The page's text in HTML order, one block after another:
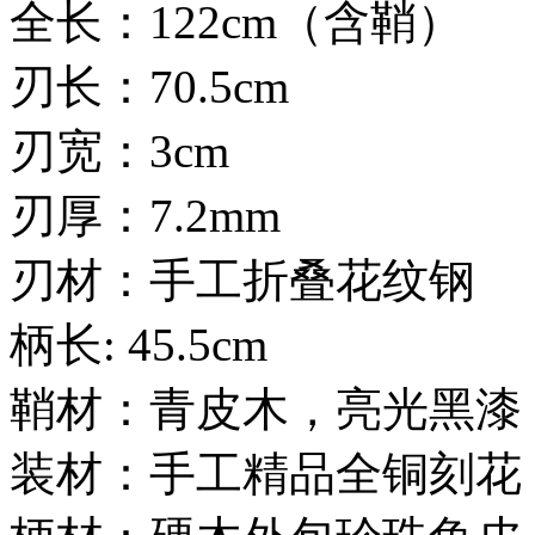
全长：122cm（含鞘）
刃长：70.5cm
刃宽：3cm
刃厚：7.2mm
刃材：手工折叠花纹钢
柄长: 45.5cm
鞘材：青皮木，亮光黑漆
装材：手工精品全铜刻花